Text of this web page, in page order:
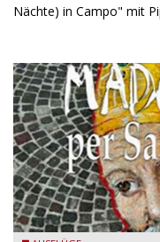
Nächte) in Campo" mit